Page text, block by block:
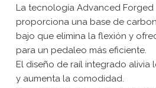
La tecnología Advanced Forged
proporciona una base de
bajo que elimina la flexión y
para un pedaleo más eficiente.
El diseño de raíl integrado alivia
y aumenta la comodidad.